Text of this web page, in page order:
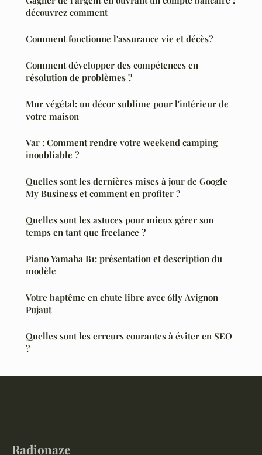
découvrez comment
Comment fonctionne l'assurance vie et décès?
Comment développer des compétences en
résolution de problèmes ?
Mur végétal: un décor sublime pour l'intérieur de
votre maison
Var : Comment rendre votre weekend camping
inoubliable ?
Quelles sont les dernières mises à jour de Google
My Business et comment en profiter ?
Quelles sont les astuces pour mieux gérer son
temps en tant que freelance ?
Piano Yamaha B1: présentation et description du
modèle
Votre baptême en chute libre avec 6fly Avignon
Pujaut
Quelles sont les erreurs courantes à éviter en SEO
?
Radionaze